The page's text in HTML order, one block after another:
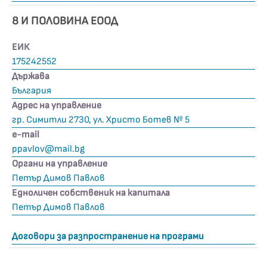
8 И ПОЛОВИНА ЕООД
ЕИК
175242552
Държава
България
Адрес на управление
гр. Симитли 2730, ул. Христо Ботев № 5
е-mail
ppavlov@mail.bg
Органи на управление
Петър Димов Павлов
Едноличен собственик на капитала
Петър Димов Павлов
Договори за разпространение на програми